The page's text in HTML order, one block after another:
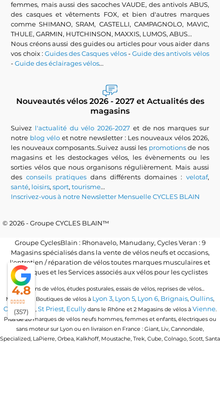
femmes, mais aussi des sacoches VAUDE, des antivols ABUS,
des casques et vêtements FOX, et bien d'autres marques
comme SHIMANO, SRAM, CASTELLI, CAMPAGNOLO, MAVIC,
THULE, GARMIN, HUTCHINSON, MAXXIS, LUMOS, ABUS...
Nous créons aussi des guides ou articles pour vous aider dans
vos choix :Guides des Casques vélos-Guide des antivols vélos
-Guide des éclairages vélos...
Nouveautés vélos 2026 - 2027 et Actualités des
magasins
Suivez l'actualité du vélo 2026-2027 et de nos marques sur
notre blog véloet notre newsletter : Les nouveaux vélos 2026,
les nouveaux composants..Suivez aussi les promotionsde nos
magasins et les destockages vélos, les évènements ou les
sorties vélos que nous organisons régulièrement. Mais aussi
desconseils pratiques dans différents domaines : velotaf,
santé, loisirs,sport,tourisme...
Inscrivez-vous à notre Newsletter Mensuelle CYCLES BLAIN
© 2026 - Groupe CYCLES BLAIN™
Groupe CyclesBlain : Rhonavelo, Manudany, Cycles Veran : 9
Magasins spécialisés dans la vente de vélos neufs et occasions,
l'entretien / réparation de vélos toutes marques musculaires et
électriques et les Services associés aux vélos pour les cyclistes
Locations de vélos, études posturales, essais de vélos, reprises de vélos...
Magasins / Boutiques de vélos à Lyon 3, Lyon 5, Lyon 6, Brignais, Oullins,
Craponne, St Priest, Ecully dans le Rhône et 2 Magasins de vélos à Vienne.
Plus de 20 marques de vélos neufs hommes, femmes et enfants, électriques ou
sans moteur sur Lyon ou en livraison en France : Giant, Liv, Cannondale,
Specialized, LaPierre, Orbea, Kalkhoff, Moustache, Trek, Cube, Colnago, Scott, Santa
4.8
(357)